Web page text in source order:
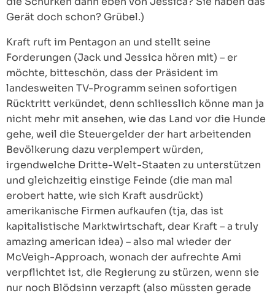
Gerät doch schon? Grübel.)
Kraft ruft im Pentagon an und stellt seine
Forderungen (Jack und Jessica hören mit) – er
möchte, bitteschön, dass der Präsident im
landesweiten TV-Programm seinen sofortigen
Rücktritt verkündet, denn schliesslich könne man ja
nicht mehr mit ansehen, wie das Land vor die Hunde
gehe, weil die Steuergelder der hart arbeitenden
Bevölkerung dazu verplempert würden,
irgendwelche Dritte-Welt-Staaten zu unterstützen
und gleichzeitig einstige Feinde (die man mal
erobert hatte, wie sich Kraft ausdrückt)
amerikanische Firmen aufkaufen (tja, das ist
kapitalistische Marktwirtschaft, dear Kraft – a truly
amazing american idea) – also mal wieder der
McVeigh-Approach, wonach der aufrechte Ami
verpflichtet ist, die Regierung zu stürzen, wenn sie
nur noch Blödsinn verzapft (also müssten gerade